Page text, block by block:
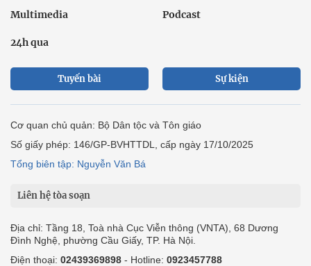
Multimedia Podcast
24h qua
Tuyến bài Sự kiện
Cơ quan chủ quản: Bộ Dân tộc và Tôn giáo
Số giấy phép: 146/GP-BVHTTDL, cấp ngày 17/10/2025
Tổng biên tập: Nguyễn Văn Bá
Liên hệ tòa soạn
Địa chỉ: Tầng 18, Toà nhà Cục Viễn thông (VNTA), 68 Dương
Đình Nghệ, phường Cầu Giấy, TP. Hà Nội.
Điện thoại: 02439369898 - Hotline: 0923457788